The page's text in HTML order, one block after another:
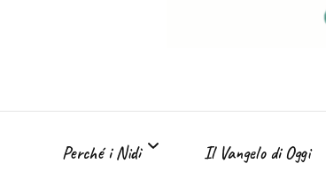
Perché i Nidi Il Vangelo di Oggi